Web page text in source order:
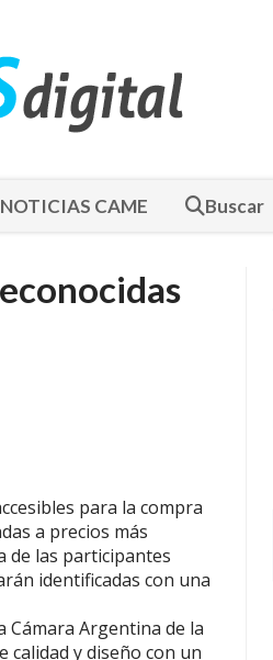
NOTICIAS CAME Buscar
para la compra
a precios más
de las participantes
identificadas con una
Cámara Argentina de la
calidad y diseño con un